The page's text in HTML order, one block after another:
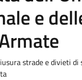
e
strade e divieti di